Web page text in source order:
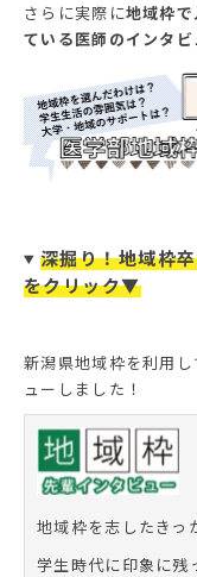
さらに実際に地域枠
ている医師のインタビ
深掘り！地域枠
をクリック▼
新潟県地域枠を利用
ューしました！
地域枠を志したきっ
学生時代に印象に残